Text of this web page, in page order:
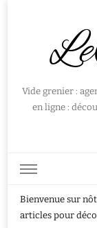
Vide grenier :
en ligne :
Bienvenue sur
articles pour